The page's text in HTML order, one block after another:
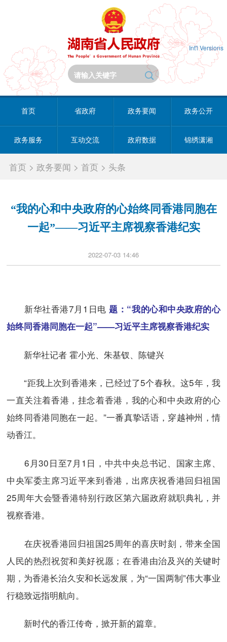
Int'l Versions
首页 省政府 政务要闻 政务公开
政务服务 互动交流 政府数据 锦绣潇湘
首页 >政务要闻 >首页 > 头条
“我的心和中央政府的心始终同香港同胞在
一起”——习近平主席视察香港纪实
2022-07-03 14:46
新华社香港7月1日电题：“我的心和中央政府的心
始终同香港同胞在一起”——习近平主席视察香港纪实
新华社记者 霍小光、朱基钗、陈键兴
“距我上次到香港来，已经过了5个春秋。这5年，我
一直关注着香港，挂念着香港，我的心和中央政府的心
始终同香港同胞在一起。”一番真挚话语，穿越神州，情
动香江。
6月30日至7月1日，中共中央总书记、国家主席、
中央军委主席习近平来到香港，出席庆祝香港回归祖国
25周年大会暨香港特别行政区第六届政府就职典礼，并
视察香港。
在庆祝香港回归祖国25周年的喜庆时刻，带来全国
人民的热烈祝贺和美好祝愿；在香港由治及兴的关键时
期，为香港长治久安和长远发展，为“一国两制”伟大事业
行稳致远指明航向。
新时代的香江传奇，掀开新的篇章。